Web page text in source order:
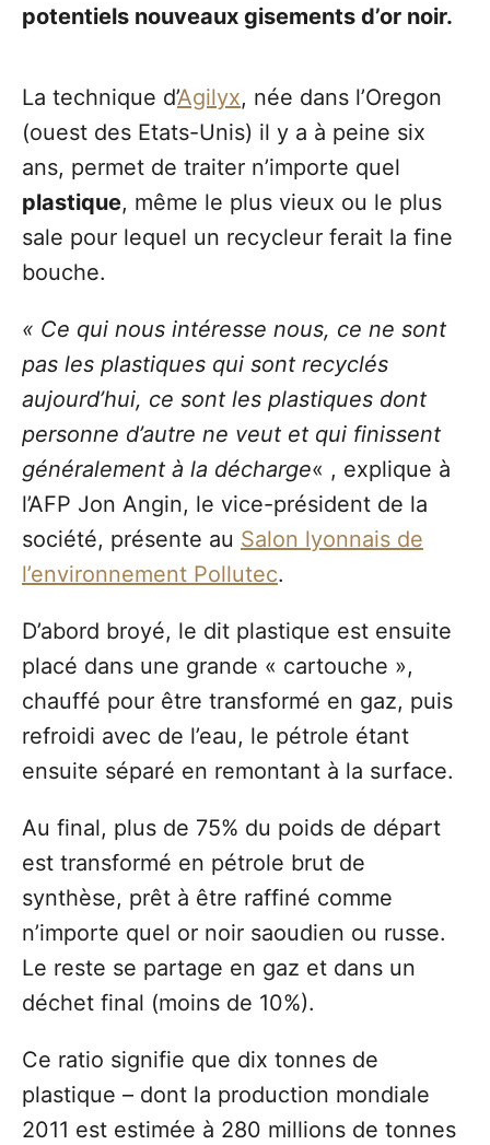
potentiels nouveaux gisements d’or noir.
La technique d’Agilyx, née dans l’Oregon
(ouest des Etats-Unis) il y a à peine six
ans, permet de traiter n’importe quel
plastique, même le plus vieux ou le plus
sale pour lequel un recycleur ferait la fine
bouche.
« Ce qui nous intéresse nous, ce ne sont
pas les plastiques qui sont recyclés
aujourd’hui, ce sont les plastiques dont
personne d’autre ne veut et qui finissent
généralement à la décharge« , explique à
l’AFP Jon Angin, le vice-président de la
société, présente au Salon lyonnais de
l’environnement Pollutec.
D’abord broyé, le dit plastique est ensuite
placé dans une grande « cartouche »,
chauffé pour être transformé en gaz, puis
refroidi avec de l’eau, le pétrole étant
ensuite séparé en remontant à la surface.
Au final, plus de 75% du poids de départ
est transformé en pétrole brut de
synthèse, prêt à être raffiné comme
n’importe quel or noir saoudien ou russe.
Le reste se partage en gaz et dans un
déchet final (moins de 10%).
Ce ratio signifie que dix tonnes de
plastique – dont la production mondiale
2011 est estimée à 280 millions de tonnes